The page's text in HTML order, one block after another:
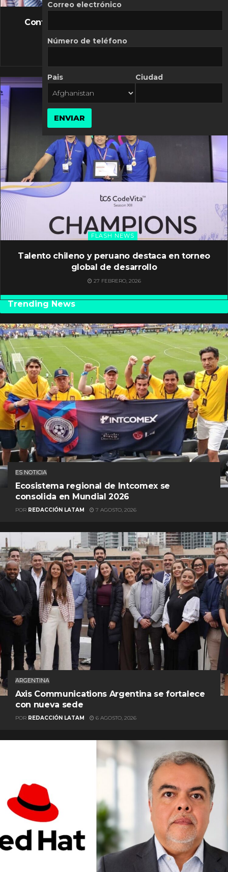
FLASH NEWS
Controversia de Mercado Libre por costos
10 MARZO, 2026
FLASH NEWS
Talento chileno y peruano destaca en torneo
global de desarrollo
27 FEBRERO, 2026
Trending News
ES NOTICIA
Ecosistema regional de Intcomex se
consolida en Mundial 2026
POR REDACCIÓN LATAM 7 AGOSTO, 2026
ARGENTINA
Axis Communications Argentina se fortalece
con nueva sede
POR REDACCIÓN LATAM 6 AGOSTO, 2026
Correo electrónico
Número de teléfono
Pais Ciudad
ENVIAR